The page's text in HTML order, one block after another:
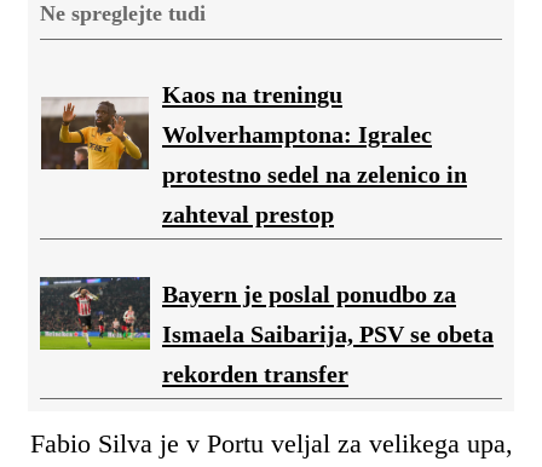
Ne spreglejte tudi
Kaos na treningu
Wolverhamptona: Igralec
protestno sedel na zelenico in
zahteval prestop
Bayern je poslal ponudbo za
Ismaela Saibarija, PSV se obeta
rekorden transfer
Fabio Silva je v Portu veljal za velikega upa,